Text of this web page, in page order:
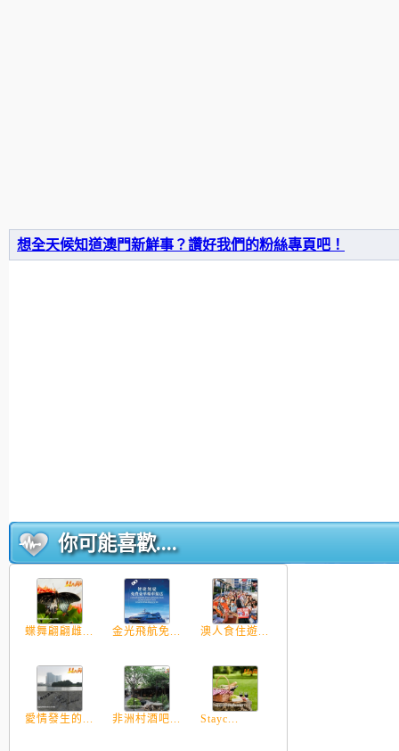
想全天候知道澳門新鮮事？讚好我們的粉絲專頁吧！
你可能喜歡....
蝶舞翩翩雌... 金光飛航免... 澳人食住遊...
愛情發生的... 非洲村酒吧... Stayc...